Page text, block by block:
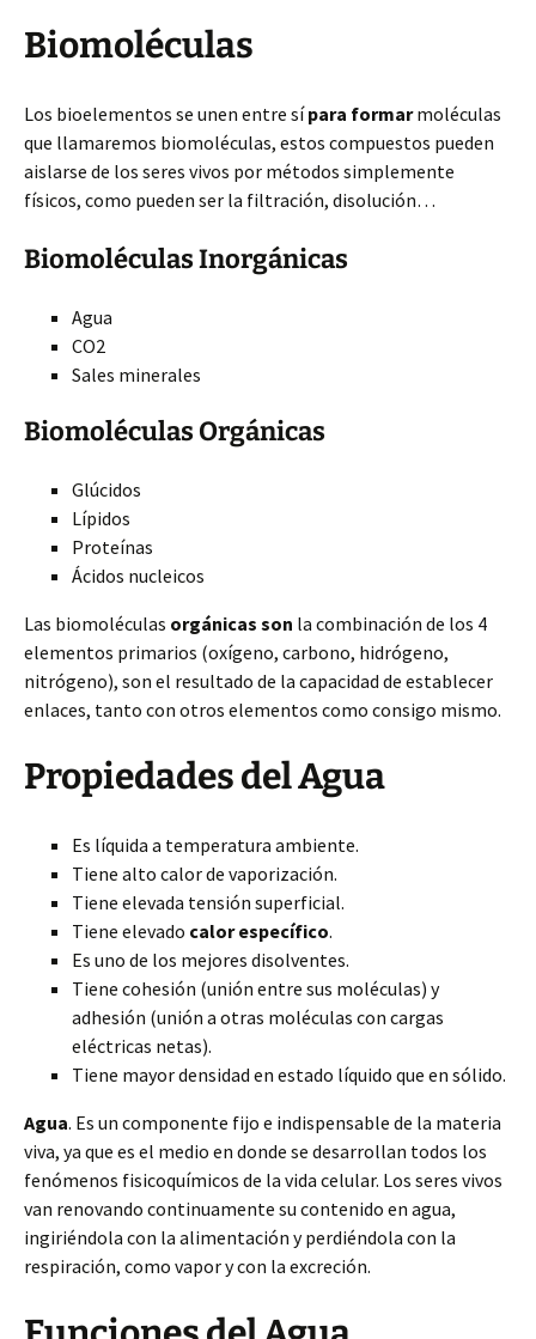
Biomoléculas
Los bioelementos se unen entre sípara formarmoléculas
que llamaremos biomoléculas, estos compuestos pueden
aislarse de los seres vivos por métodos simplemente
físicos, como pueden ser la filtración, disolución…
Biomoléculas Inorgánicas
Agua
CO2
Sales minerales
Biomoléculas Orgánicas
Glúcidos
Lípidos
Proteínas
Ácidos nucleicos
Las biomoléculas orgánicas son la combinación de los 4
elementos primarios (oxígeno, carbono, hidrógeno,
nitrógeno), son el resultado de la capacidad de establecer
enlaces, tanto con otros elementos como consigo mismo.
Propiedades del Agua
Es líquida a temperatura ambiente.
Tiene alto calor de vaporización.
Tiene elevada tensión superficial.
Tiene elevado calor específico.
Es uno de los mejores disolventes.
Tiene cohesión (unión entre sus moléculas) y
adhesión (unión a otras moléculas con cargas
eléctricas netas).
Tiene mayor densidad en estado líquido que en sólido.
Agua. Es un componente fijo e indispensable de la materia
viva, ya que es el medio en donde se desarrollan todos los
fenómenos fisicoquímicos de la vida celular. Los seres vivos
van renovando continuamente su contenido en agua,
ingiriéndola con la alimentación y perdiéndola con la
respiración, como vapor y con la excreción.